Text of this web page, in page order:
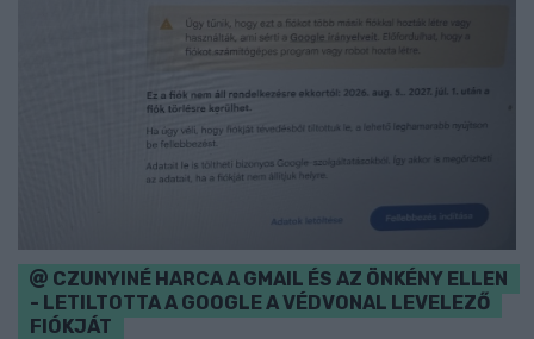
CZUNYINÉ HARCA A GMAIL ÉS AZ ÖNKÉNY ELLEN
- LETILTOTTA A GOOGLE A VÉDVONAL LEVELEZŐ
FIÓKJÁT